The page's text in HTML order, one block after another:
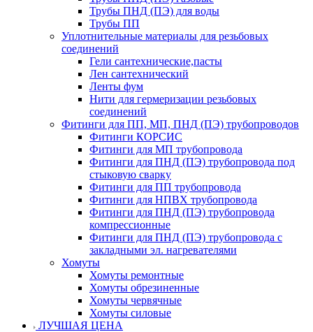
Трубы ПНД (ПЭ) для воды
Трубы ПП
Уплотнительные материалы для резьбовых
соединений
Гели сантехнические,пасты
Лен сантехнический
Ленты фум
Нити для гермеризации резьбовых
соединений
Фитинги для ПП, МП, ПНД (ПЭ) трубопроводов
Фитинги КОРСИС
Фитинги для МП трубопровода
Фитинги для ПНД (ПЭ) трубопровода под
стыковую сварку
Фитинги для ПП трубопровода
Фитинги для НПВХ трубопровода
Фитинги для ПНД (ПЭ) трубопровода
компрессионные
Фитинги для ПНД (ПЭ) трубопровода с
закладными эл. нагревателями
Хомуты
Хомуты ремонтные
Хомуты обрезиненные
Хомуты червячные
Хомуты силовые
ЛУЧШАЯ ЦЕНА